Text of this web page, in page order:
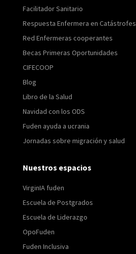
Facilitador Sanitario
Respuesta Enfermera en Catástrofes
Red Enfermeras cooperantes
Becas Primeras Oportunidades
CIFECOOP
Blog
Libro de la Salud
Navidad con los ODS
Fuden ayuda a ucrania
Jornadas sobre migración y salud
Nuestros espacios
VirginIA fuden
Escuela de Postgrados
Escuela de Liderazgo
OpoFuden
Fuden Inclusiva